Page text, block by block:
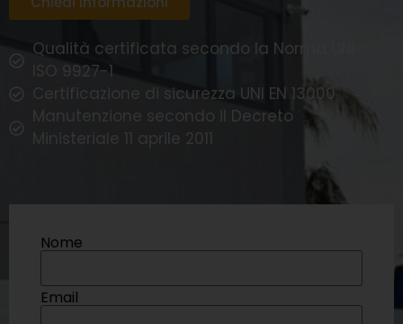
Qualità certificata secondo la Norma UNI
ISO 9927-1
Certificazione di sicurezza UNI EN 13000
Manutenzione secondo il Decreto
Ministeriale 11 aprile 2011
Nome
Email